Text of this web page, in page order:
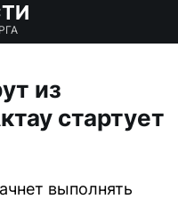
из
стартует
выполнять